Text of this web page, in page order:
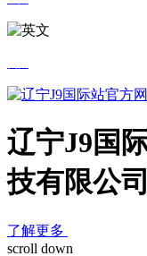
辽宁J9国
技有限公司
了解更多
scroll down